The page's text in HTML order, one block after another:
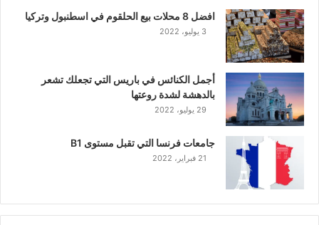
افضل 8 محلات بيع الحلقوم في اسطنبول وتركيا
3 يوليو، 2022
أجمل الكنائس في باريس التي تجعلك تشعر
بالدهشة لشدة روعتها
29 يوليو، 2022
جامعات فرنسا التي تقبل مستوى B1
21 فبراير، 2022